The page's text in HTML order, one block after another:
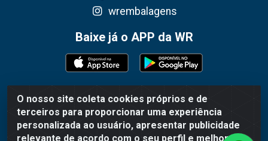
O nosso site coleta cookies próprios e de
terceiros para proporcionar uma experiência
personalizada ao usuário, apresentar publicidade
relevante de acordo com o seu perfil e melhorar a
wrembalagens
Baixe já o APP da WR
WR Embalagens - R. Cel. Teodoro Gomes de Araújo, 1360 -
Grogotó - Barbacena / MG - CEP 36202-628 - CNPJ
02.692.206/0001-55